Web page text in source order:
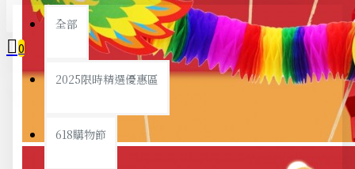
全部
2025限時精選優惠區
618購物節
0
您的購物車內沒有商品！